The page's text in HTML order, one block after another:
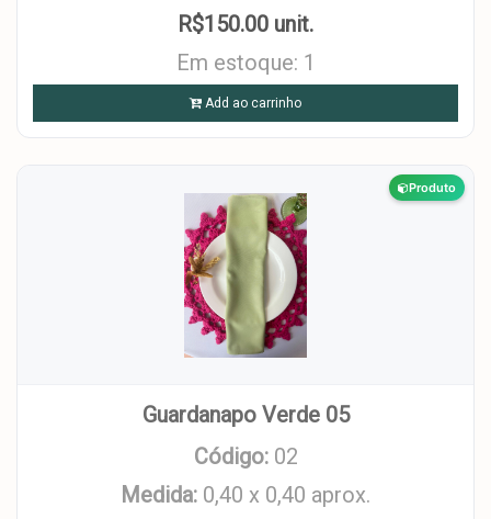
R$150.00 unit.
Em estoque: 1
Add ao carrinho
Produto
Guardanapo Verde 05
Código: 02
Medida: 0,40 x 0,40 aprox.